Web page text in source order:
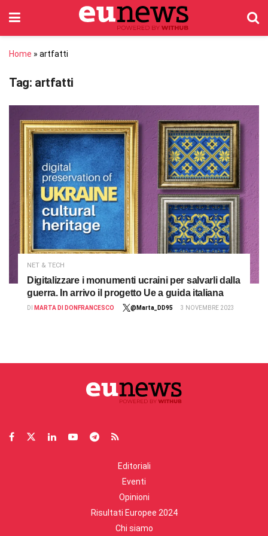
Home » artfatti
Tag: artfatti
NET & TECH
Digitalizzare i monumenti ucraini per salvarli dalla
guerra. In arrivo il progetto Ue a guida italiana
DI MARTA DI DONFRANCESCO @Marta_DD95 3 NOVEMBRE 2023
Editoriali
Eventi
Opinioni
Risultati Europee 2024
Chi siamo